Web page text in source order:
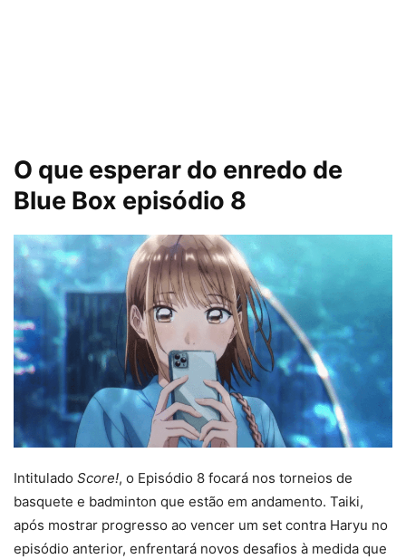
O que esperar do enredo de
Blue Box episódio 8
Intitulado Score!, o Episódio 8 focará nos torneios de
basquete e badminton que estão em andamento. Taiki,
após mostrar progresso ao vencer um set contra Haryu no
episódio anterior, enfrentará novos desafios à medida que